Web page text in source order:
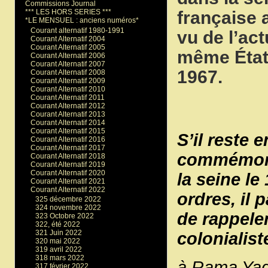
française
vu de
même
1967.
S’il reste
la seine le
ordres, il
de
Commissions Journal
*** LES HORS SERIES ***
*LE MENSUEL : anciens numéros*
Courant alternatif 1980-1991
Courant Alternatif 2004
Courant Alternatif 2005
Courant Alternatif 2006
Courant Alternatif 2007
Courant Alternatif 2008
Courant Alternatif 2009
Courant Alternatif 2010
Courant Alternatif 2011
Courant Alternatif 2012
Courant Alternatif 2013
Courant Alternatif 2014
Courant Alternatif 2015
Courant Alternatif 2016
Courant Alternatif 2017
Courant Alternatif 2018
Courant Alternatif 2019
Courant Alternatif 2020
Courant Alternatif 2021
Courant Alternatif 2022
325 décembre 2022
324 novembre 2022
323 Octobre 2022
322, été 2022
321 Juin 2022
320 mai 2022
319 avril 2022
318 mars 2022